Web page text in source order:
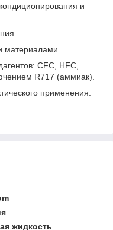
и
материалами.
CFC, HFC,
R717 (аммиак).
применения.
жидкость